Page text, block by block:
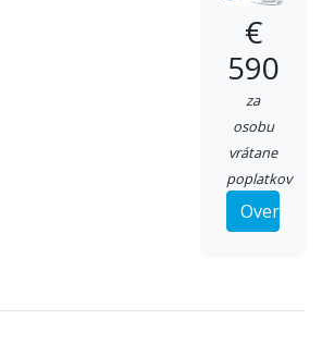
€
590
za
osobu
vrátane
poplatkov
Overiť